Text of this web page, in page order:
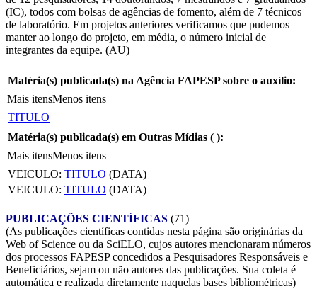
(IC), todos com bolsas de agências de fomento, além de 7 técnicos
de laboratório. Em projetos anteriores verificamos que pudemos
manter ao longo do projeto, em média, o número inicial de
integrantes da equipe. (AU)
Matéria(s) publicada(s) na Agência FAPESP sobre o auxílio:
Mais itensMenos itens
TITULO
Matéria(s) publicada(s) em Outras Mídias ( ):
Mais itensMenos itens
VEICULO: TITULO (DATA)
VEICULO: TITULO (DATA)
PUBLICAÇÕES CIENTÍFICAS (71)
(As publicações científicas contidas nesta página são originárias da
Web of Science ou da SciELO, cujos autores mencionaram números
dos processos FAPESP concedidos a Pesquisadores Responsáveis e
Beneficiários, sejam ou não autores das publicações. Sua coleta é
automática e realizada diretamente naquelas bases bibliométricas)